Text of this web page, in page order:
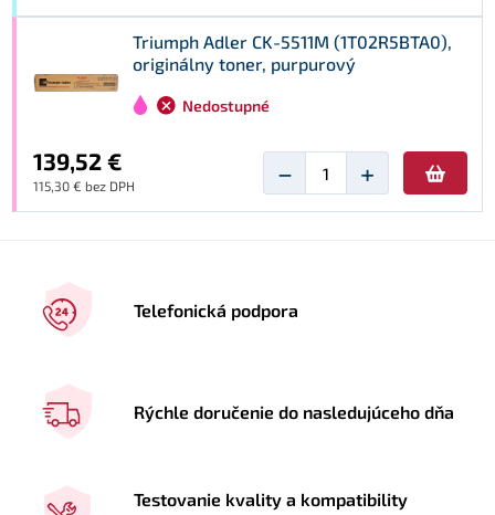
Triumph Adler CK-5511M (1T02R5BTA0),
originálny toner, purpurový
Nedostupné
139,52 €
115,30 € bez DPH − +
Telefonická podpora
Rýchle doručenie do nasledujúceho dňa
Testovanie kvality a kompatibility